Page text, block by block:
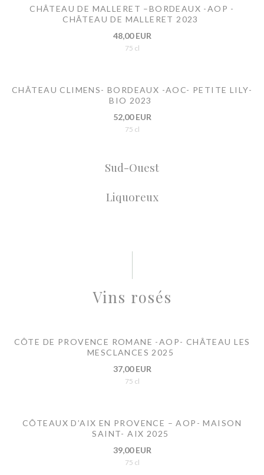
CHÂTEAU DE MALLERET –BORDEAUX -AOP -
CHÂTEAU DE MALLERET 2023
48,00 EUR
75 cl
CHÂTEAU CLIMENS- BORDEAUX -AOC- PETITE LILY-
BIO 2023
52,00 EUR
75 cl
Sud-Ouest
Liquoreux
Vins rosés
CÔTE DE PROVENCE ROMANE -AOP- CHÂTEAU LES
MESCLANCES 2025
37,00 EUR
75 cl
CÔTEAUX D’AIX EN PROVENCE – AOP- MAISON
SAINT- AIX 2025
39,00 EUR
75 cl